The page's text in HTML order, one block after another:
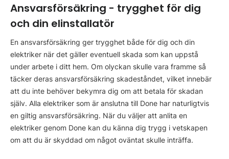
Ansvarsförsäkring - trygghet för dig
och din elinstallatör
En ansvarsförsäkring ger trygghet både för dig och din
elektriker när det gäller eventuell skada som kan uppstå
under arbete i ditt hem. Om olyckan skulle vara framme så
täcker deras ansvarsförsäkring skadeståndet, vilket innebär
att du inte behöver bekymra dig om att betala för skadan
själv. Alla elektriker som är anslutna till Done har naturligtvis
en giltig ansvarsförsäkring. När du väljer att anlita en
elektriker genom Done kan du känna dig trygg i vetskapen
om att du är skyddad om något oväntat skulle inträffa.